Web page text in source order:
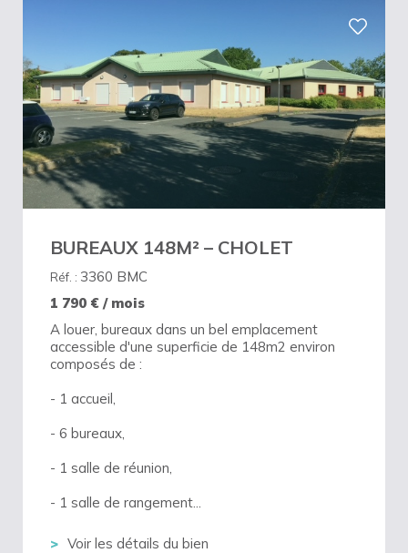
BUREAUX 148M² – CHOLET
Réf. : 3360 BMC
1 790 € / mois
A louer, bureaux dans un bel emplacement
accessible d'une superficie de 148m2 environ
composés de :
- 1 accueil,
- 6 bureaux,
- 1 salle de réunion,
- 1 salle de rangement...
Voir les détails du bien